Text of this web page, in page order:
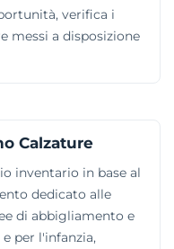
verifica i
messi a disposizione
Calzature
inventario in base al
dedicato alle
di abbigliamento e
per l'infanzia,